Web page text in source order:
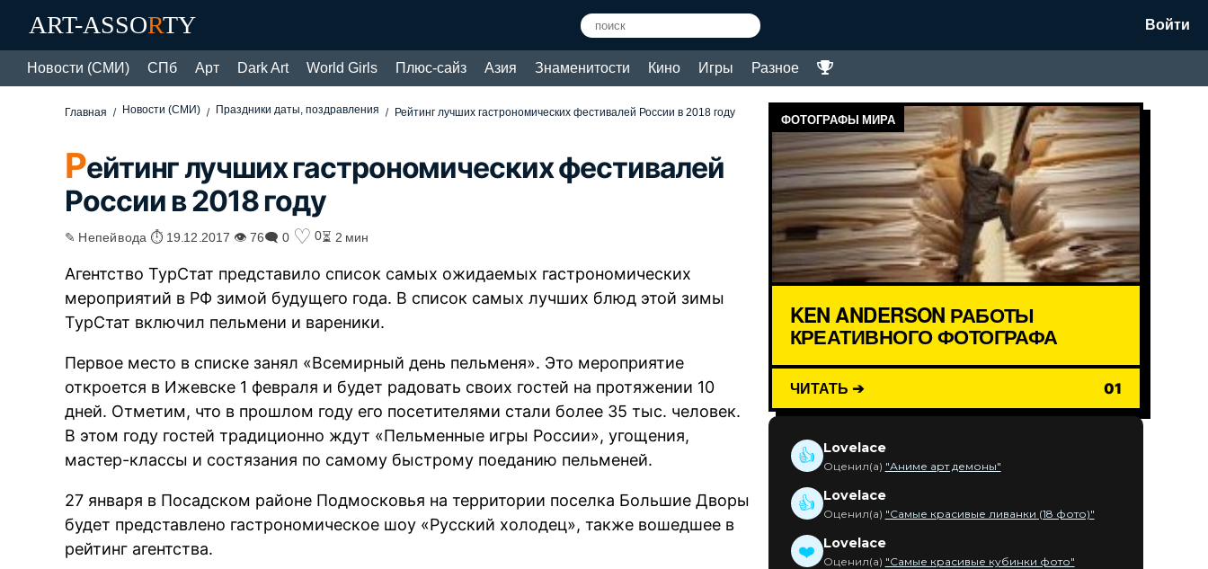
ART-ASSORTY Войти
Новости (СМИ) СПб Арт Dark Art World Girls Плюс-сайз Азия Знаменитости Кино Игры Разное
Главная Новости (СМИ) Праздники даты, поздравления Рейтинг лучших гастрономических фестивалей России в 2018 году
Рейтинг лучших гастрономических фестивалей
России в 2018 году
✎ Непейвода ⏱ 19.12.2017 👁 76🗨 0 ♡ 0⏳ 2 мин
Агентство ТурСтат представило список самых ожидаемых гастрономических
мероприятий в РФ зимой будущего года. В список самых лучших блюд этой зимы
ТурСтат включил пельмени и вареники.
Первое место в списке занял «Всемирный день пельменя». Это мероприятие
откроется в Ижевске 1 февраля и будет радовать своих гостей на протяжении 10
дней. Отметим, что в прошлом году его посетителями стали более 35 тыс. человек.
В этом году гостей традиционно ждут «Пельменные игры России», угощения,
мастер-классы и состязания по самому быстрому поеданию пельменей.
27 января в Посадском районе Подмосковья на территории поселка Большие Дворы
будет представлено гастрономическое шоу «Русский холодец», также вошедшее в
рейтинг агентства.
ФОТОГРАФЫ МИРА
KEN ANDERSON РАБОТЫ
КРЕАТИВНОГО ФОТОГРАФА
ЧИТАТЬ ➔ 01
👍 Lovelace
Оценил(а) "Аниме арт демоны"
👍 Lovelace
Оценил(а) "Самые красивые ливанки (18 фото)"
❤️ Lovelace
Оценил(а) "Самые красивые кубинки фото"